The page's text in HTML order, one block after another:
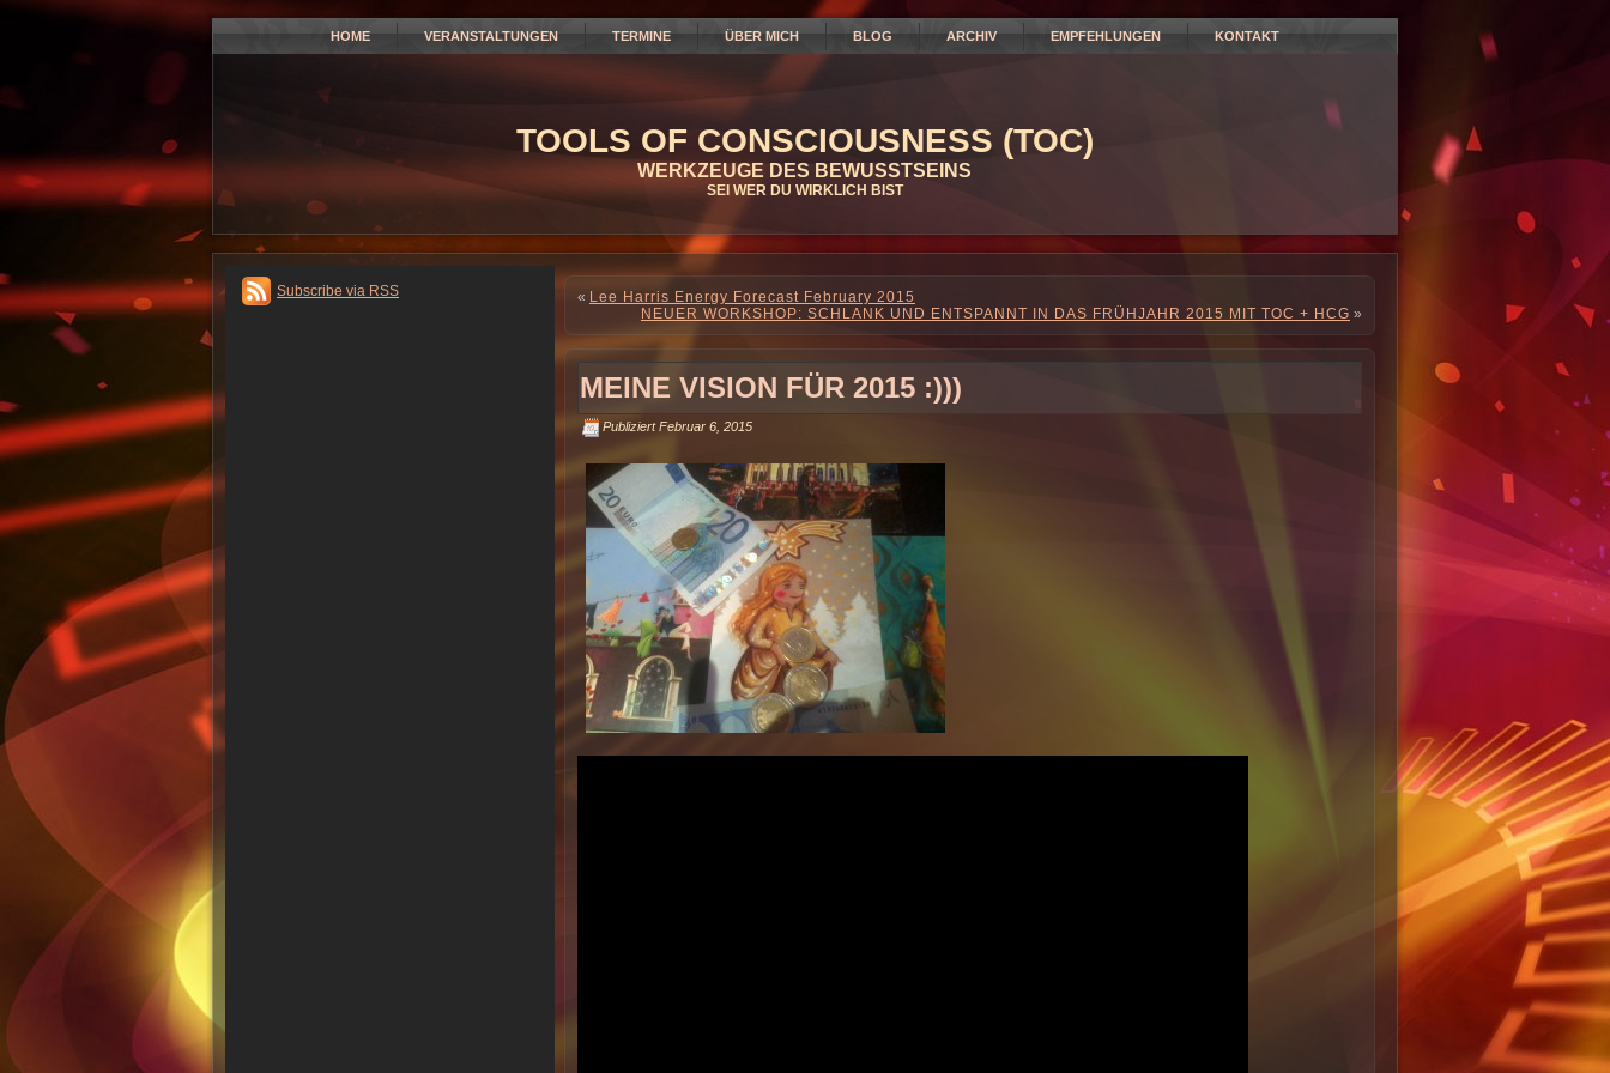
HOME VERANSTALTUNGEN TERMINE ÜBER MICH BLOG ARCHIV EMPFEHLUNGEN KONTAKT
TOOLS OF CONSCIOUSNESS (TOC)
WERKZEUGE DES BEWUSSTSEINS
SEI WER DU WIRKLICH BIST
Subscribe via RSS « Lee Harris Energy Forecast February 2015
NEUER WORKSHOP: SCHLANK UND ENTSPANNT IN DAS FRÜHJAHR 2015 MIT TOC + HCG »
MEINE VISION FÜR 2015 :)))
Publiziert Februar 6, 2015